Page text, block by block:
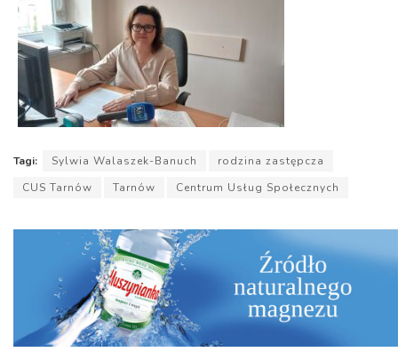
Tagi: Sylwia Walaszek-Banuch
rodzina zastępcza
CUS Tarnów
Tarnów Centrum Usług Społecznych